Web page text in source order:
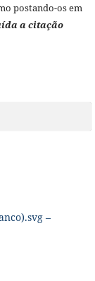
postando-os em
a citação